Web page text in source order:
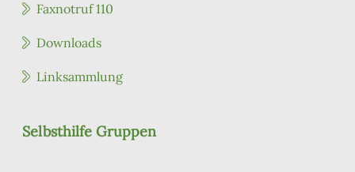
Faxnotruf 110
Downloads
Linksammlung
Selbsthilfe Gruppen